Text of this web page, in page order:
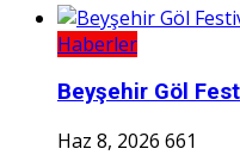
Haberler
Beyşehir Göl
Haz 8, 2026 661